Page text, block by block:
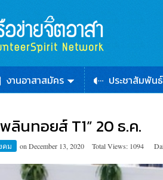
งานอาสาสมัคร ประชาสัมพันธ์
ลินทอยส์ T1” 20 ธ.ค.
คม on December 13, 2020 Total Views: 1094